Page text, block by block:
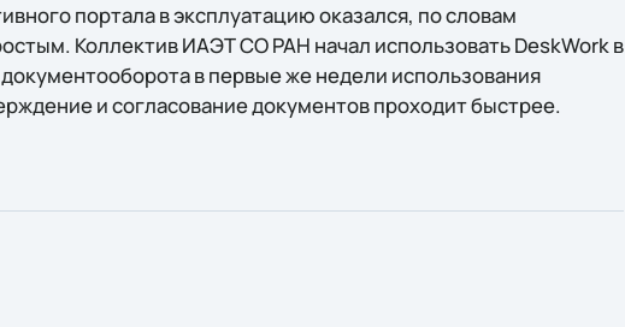
портала в эксплуатацию оказался, по словам
Коллектив ИАЭТ СО РАН начал использовать DeskWork в
в первые же недели использования
и согласование документов проходит быстрее.